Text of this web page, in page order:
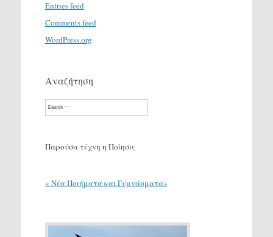
Entries feed
Comments feed
WordPress.org
Αναζήτηση
Search
Παρούσα τέχνη η Ποίησις
« Νέα Ποιήματα και Γυμνάσματα»